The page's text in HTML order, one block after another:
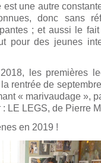
une autre
donc sans
; et aussi le
pour des jeunes
les premières
rentrée de
« marivaudage »,
: LE LEGS, de Pierre
en 2019 !